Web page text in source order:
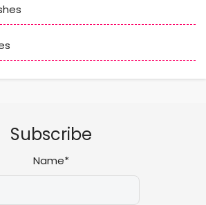
Subscribe
Name*